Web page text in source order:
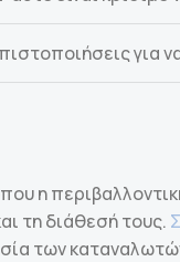
τη διάθεσή τους.
των